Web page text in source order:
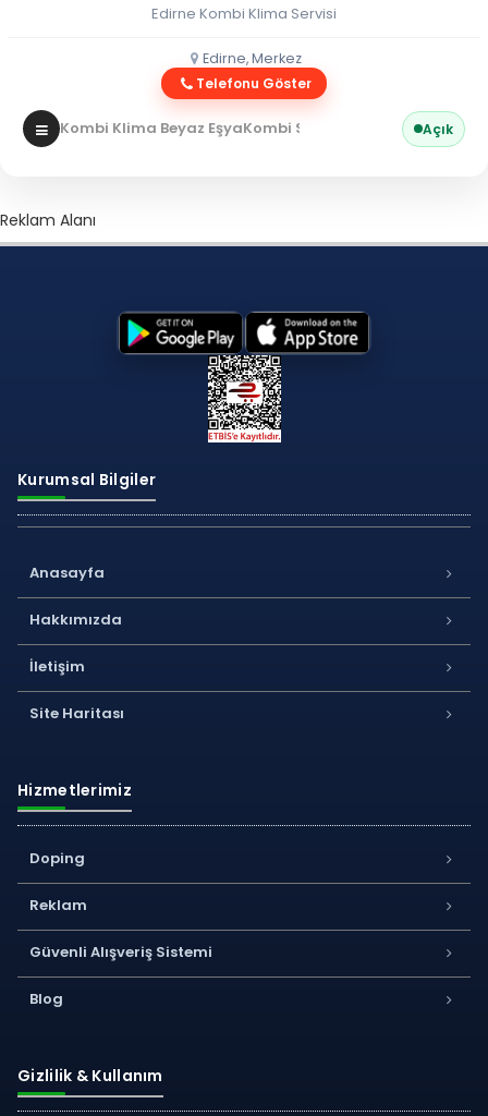
Edirne Kombi Klima Servisi
Edirne, Merkez
Telefonu Göster
Kombi Klima Beyaz EşyaKombi Servisi Açık
Reklam Alanı
Kurumsal Bilgiler
Anasayfa
Hakkımızda
İletişim
Site Haritası
Hizmetlerimiz
Doping
Reklam
Güvenli Alışveriş Sistemi
Blog
Gizlilik & Kullanım